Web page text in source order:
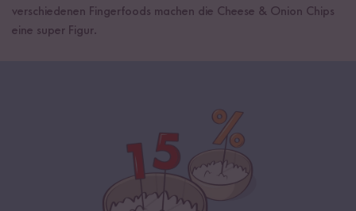
verschiedenen Fingerfoods machen die Cheese & Onion Chips
eine super Figur.